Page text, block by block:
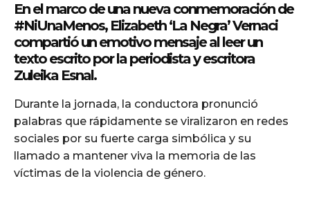
En el marco de una nueva conmemoración de
#NiUnaMenos, Elizabeth ‘La Negra’ Vernaci
compartió un emotivo mensaje al leer un
texto escrito por la periodista y escritora
Zuleika Esnal.
Durante la jornada, la conductora pronunció
palabras que rápidamente se viralizaron en redes
sociales por su fuerte carga simbólica y su
llamado a mantener viva la memoria de las
víctimas de la violencia de género.